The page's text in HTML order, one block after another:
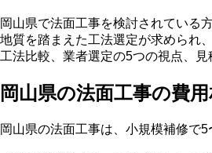
岡山県で法面工事を検討されている
地質を踏まえた工法選定が求められ
工法比較、業者選定の5つの視点、
岡山県の法面工事の費
岡山県の法面工事は、小規模補修で